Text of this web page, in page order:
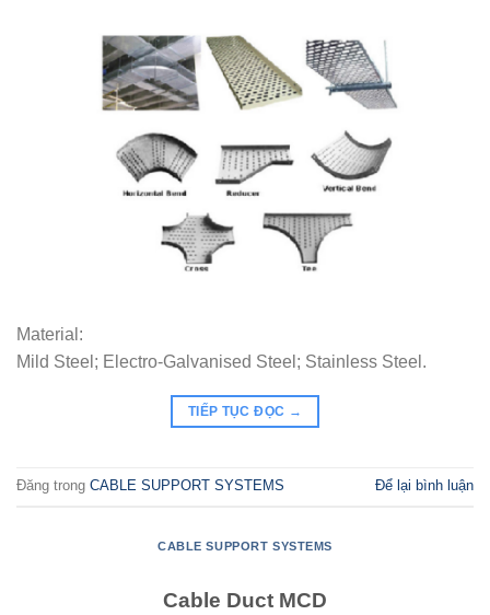
Material:
Mild Steel; Electro-Galvanised Steel; Stainless Steel.
TIẾP TỤC ĐỌC →
Đăng trong CABLE SUPPORT SYSTEMS Để lại bình luận
CABLE SUPPORT SYSTEMS
Cable Duct MCD